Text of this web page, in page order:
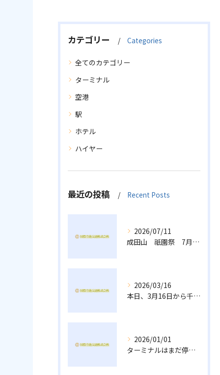
カテゴリー Categories
全てのカテゴリー
ターミナル
空港
駅
ホテル
ハイヤー
最近の投稿 Recent Posts
2026/07/11
成田山 祇園祭 7月10日、11日、12日
2026/03/16
本日、3月16日から千葉県全域のタクシー運賃が改定になりました。
2026/01/01
ターミナルはまだ停車している車があります。